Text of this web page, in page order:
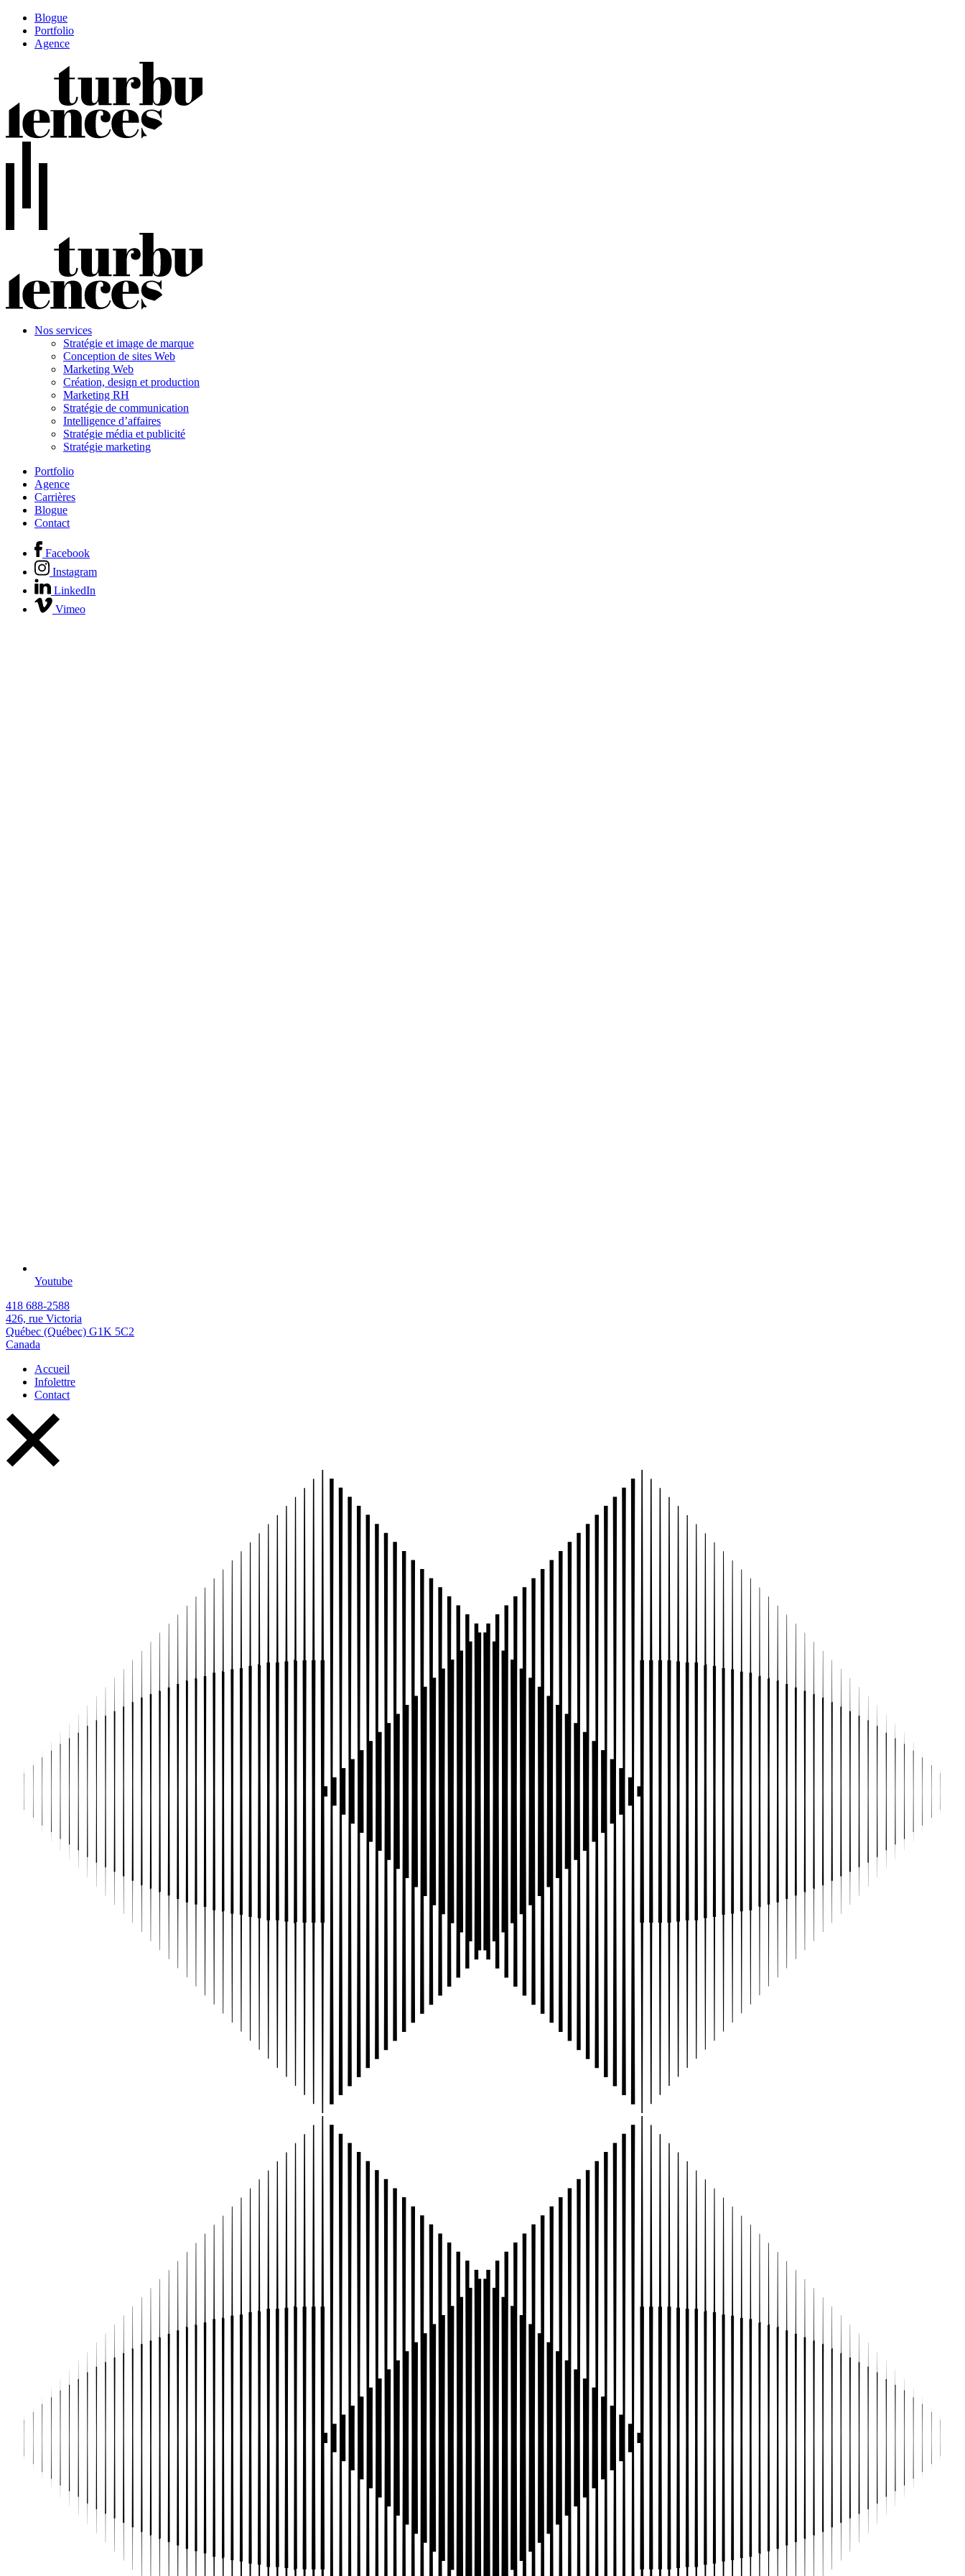
Blogue
Portfolio
Agence
Nos services
Stratégie et image de marque
Conception de sites Web
Marketing Web
Création, design et production
Marketing RH
Stratégie de communication
Intelligence d’affaires
Stratégie média et publicité
Stratégie marketing
Portfolio
Agence
Carrières
Blogue
Contact
Facebook
Instagram
LinkedIn
Vimeo
Youtube
418 688-2588
426, rue Victoria
Québec (Québec) G1K 5C2
Canada
Accueil
Infolettre
Contact